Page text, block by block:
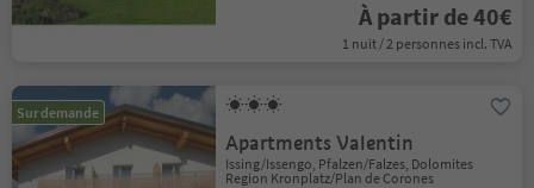
À partir de 40€
1 nuit / 2 personnes incl. TVA
Sur demande
Apartments Valentin
Issing/Issengo, Pfalzen/Falzes, Dolomites
Region Kronplatz/Plan de Corones